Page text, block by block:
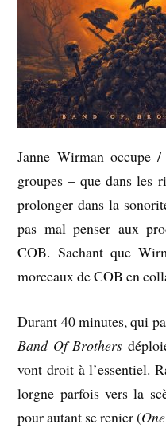
Janne Wirman occupe
groupes – que dans les
prolonger dans la
pas mal penser aux
COB. Sachant que
morceaux de COB en
Durant 40 minutes, qui
Band Of Brothers
vont droit à l’essentiel.
lorgne parfois vers la
pour autant se renier (